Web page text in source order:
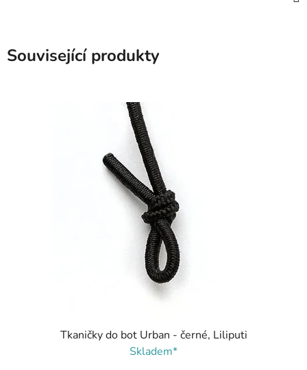
Související produkty
Tkaničky do bot Urban - černé, Liliputi
Skladem*